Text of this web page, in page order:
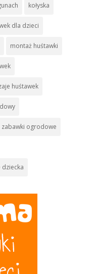
kołyska
dla dzieci
montaż huśtawki
huśtawek
zabawki ogrodowe